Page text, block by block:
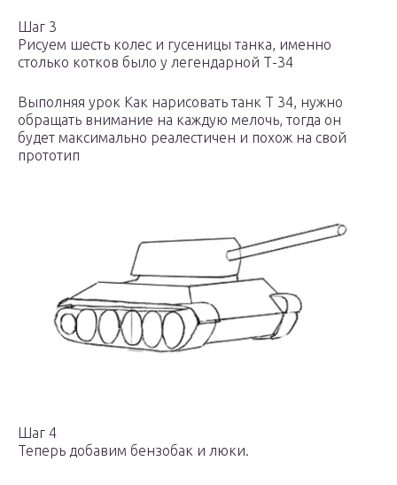
Шаг 3
Рисуем шесть колес и гусеницы танка, именно
столько котков было у легендарной Т-34
Выполняя урок Как нарисовать танк Т 34, нужно
обращать внимание на каждую мелочь, тогда он
будет максимально реалестичен и похож на свой
прототип
Шаг 4
Теперь добавим бензобак и люки.